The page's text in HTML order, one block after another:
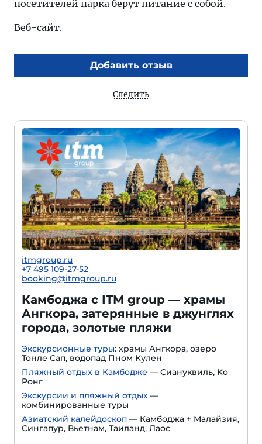
посетителей парка берут питание с собой.
Веб-сайт.
Добавить отзыв
Следить
itmgroup.ru
+7 495 109-27-52
booking@itmgroup.ru
Камбоджа с ITM group — храмы
Ангкора, затерянные в джунглях
города, золотые пляжи
Экскурсионные туры: храмы Ангкора, озеро
Тонле Сап, водопад Пном Кулен
Пляжный отдых в Камбодже — Сиануквиль, Ко
Ронг
Экскурсии и пляжный отдых —
комбинированные туры
Азиатский калейдоскоп — Камбоджа + Малайзия,
Сингапур, Вьетнам, Таиланд, Лаос